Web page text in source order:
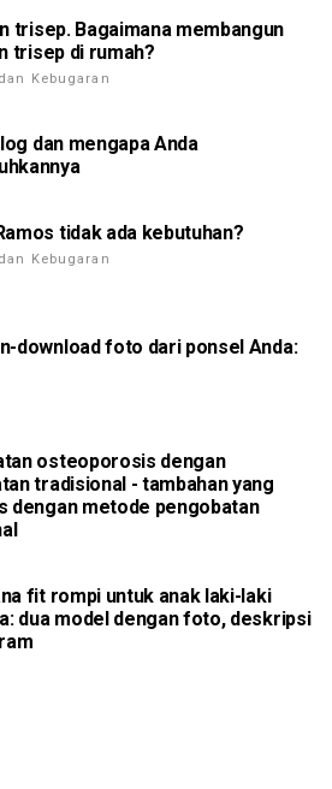
trisep. Bagaimana membangun
trisep di rumah?
Kebugaran
dan mengapa Anda
tidak ada kebutuhan?
Kebugaran
download foto dari ponsel Anda:
osteoporosis dengan
tradisional - tambahan yang
dengan metode pengobatan
fit rompi untuk anak laki-laki
dua model dengan foto, deskripsi